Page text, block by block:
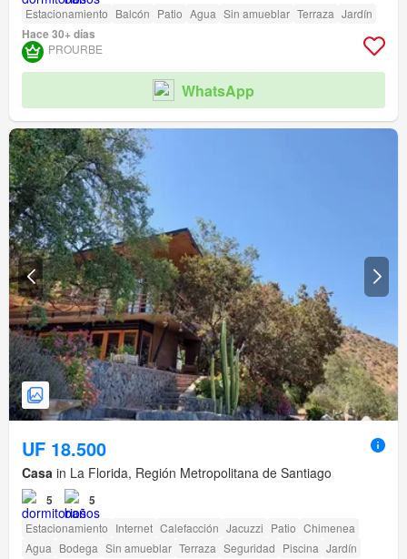
Estacionamiento Balcón Patio Agua Sin amueblar Terraza Jardín
Hace 30+ días
PROURBE
WhatsApp
UF 18.500
Casa in La Florida, Región Metropolitana de Santiago
5 5
Estacionamiento Internet Calefacción Jacuzzi Patio Chimenea
Agua Bodega Sin amueblar Terraza Seguridad Piscina Jardín